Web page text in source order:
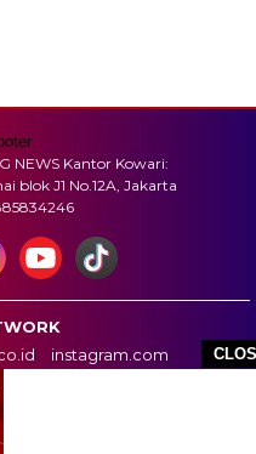
NEWS Kantor Kowari:
blok J1 No.12A, Jakarta
instagram.com